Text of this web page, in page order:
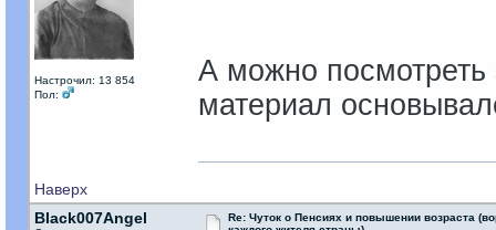
Настрочил: 13 854
Пол:
А можно посмотреть
материал
Наверх
Black007Angel
Re: Чуток о Пенсиях и повышении возраста